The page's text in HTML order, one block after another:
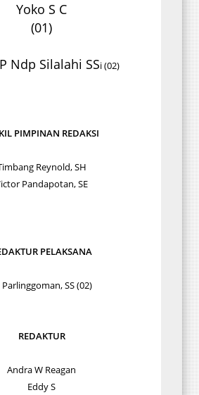
Yoko S C
(01)
Ndp Silalahi SSi (02)
PIMPINAN REDAKSI
Reynold, SH
Pandapotan, SE
PELAKSANA
Parlinggoman, SS (02)
REDAKTUR
Andra W Reagan
Eddy S